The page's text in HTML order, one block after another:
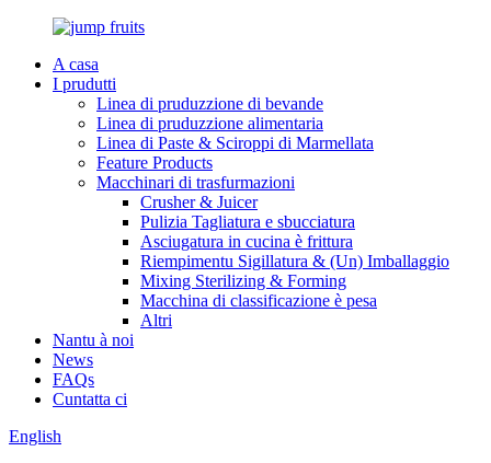
A casa
I prudutti
Linea di pruduzzione di bevande
Linea di pruduzzione alimentaria
Linea di Paste & Sciroppi di Marmellata
Feature Products
Macchinari di trasfurmazioni
Crusher & Juicer
Pulizia Tagliatura e sbucciatura
Asciugatura in cucina è frittura
Riempimentu Sigillatura & (Un) Imballaggio
Mixing Sterilizing & Forming
Macchina di classificazione è pesa
Altri
Nantu à noi
News
FAQs
Cuntatta ci
English